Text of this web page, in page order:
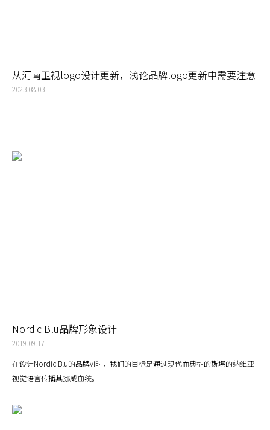
从河南卫视logo设计更新，浅论品牌logo更新中需要注意
的问题
2023.08.03
Nordic Blu品牌形象设计
2019.09.17
在设计Nordic Blu的品牌vi时，我们的目标是通过现代而典型的斯堪的纳维亚
视觉语言传播其挪威血统。